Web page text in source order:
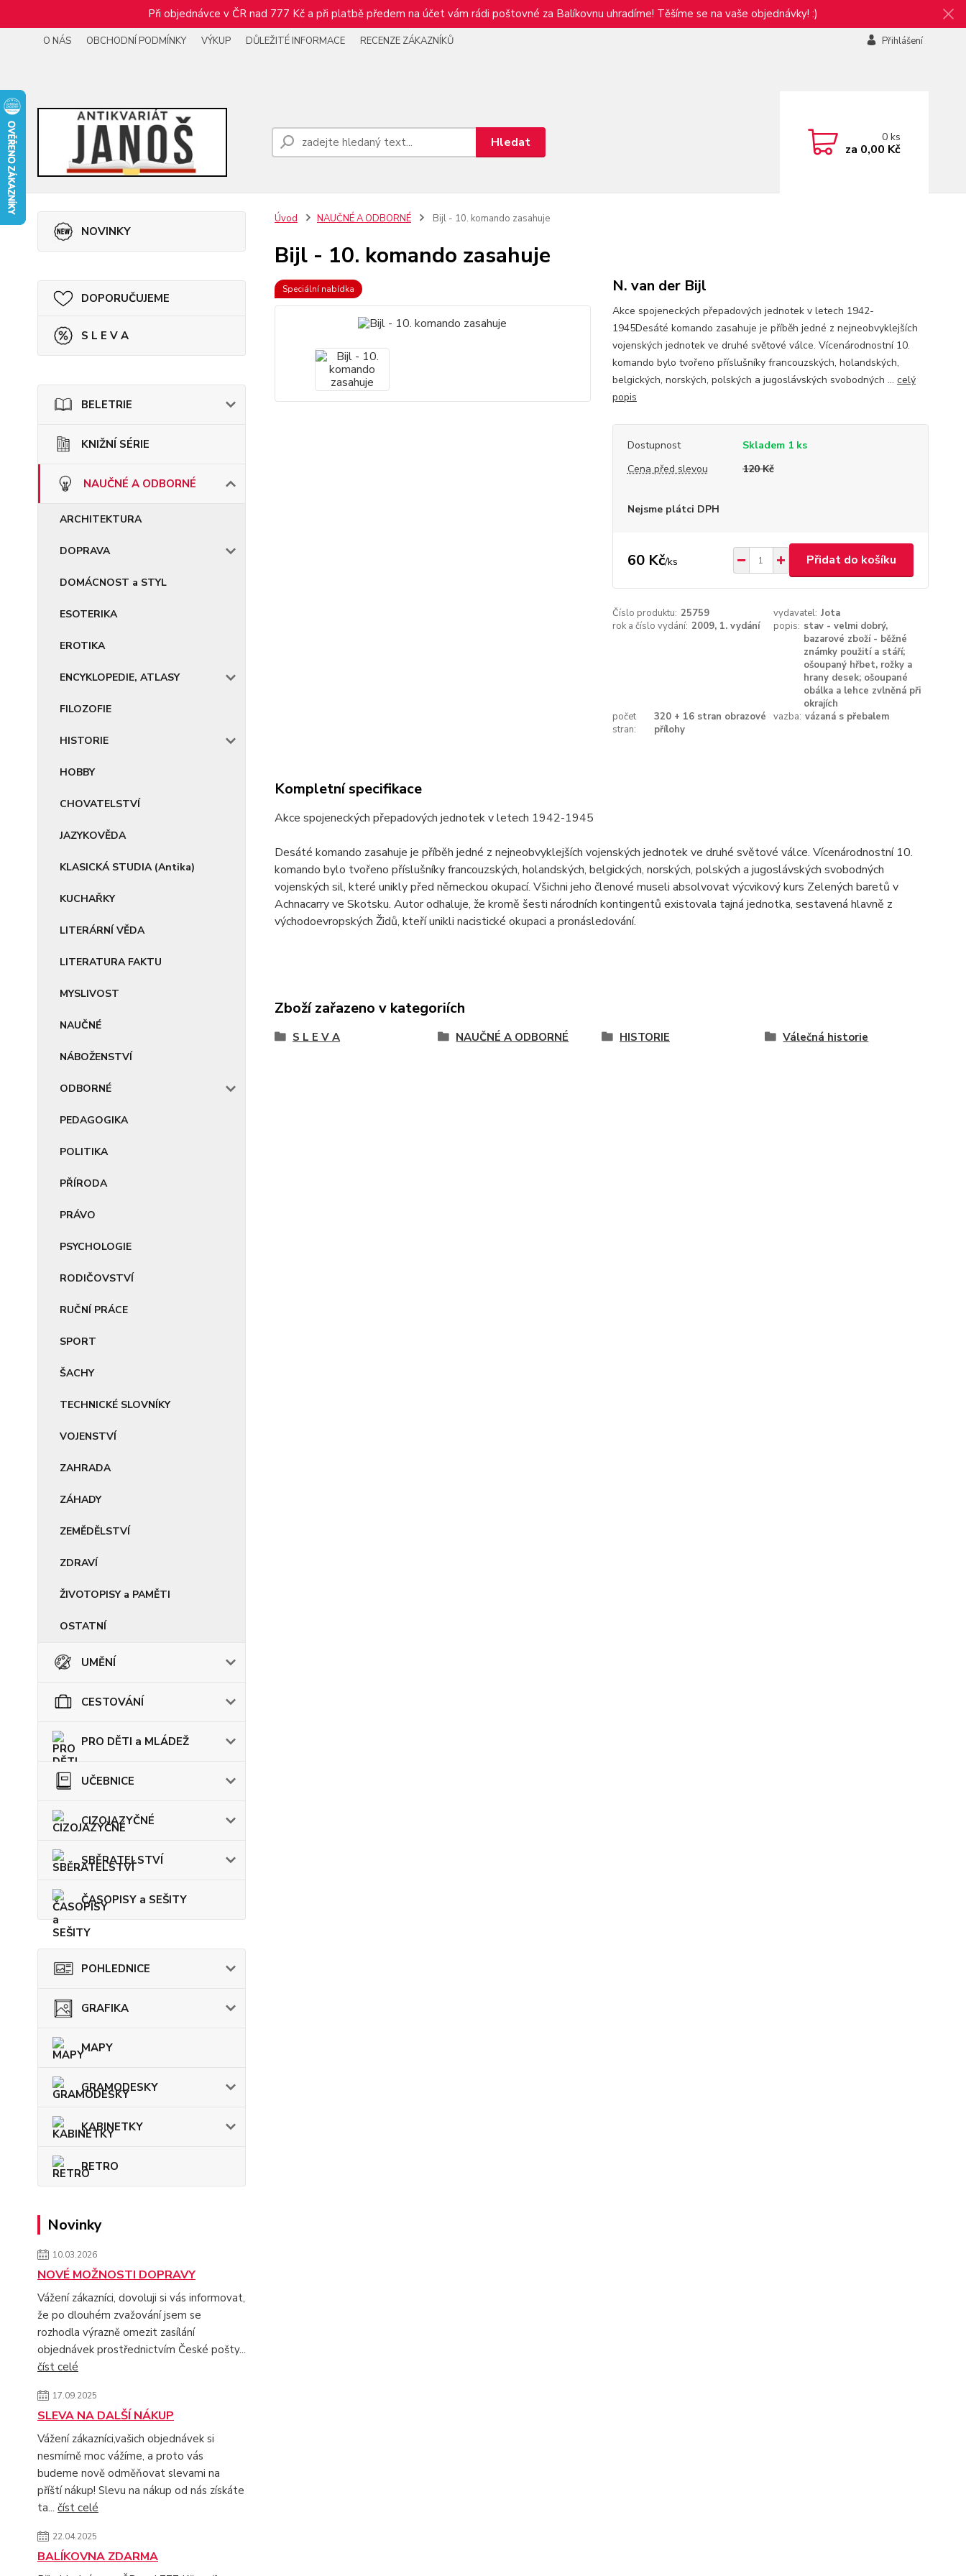
Při objednávce v ČR nad 777 Kč a při platbě předem na účet vám rádi poštovné za Balíkovnu uhradíme! Těšíme se na vaše objednávky! :)
O NÁS OBCHODNÍ PODMÍNKY VÝKUP DŮLEŽITÉ INFORMACE RECENZE ZÁKAZNÍKŮ Přihlášení
Hledat 0ks
za 0,00 Kč
NOVINKY
DOPORUČUJEME
S L E V A
BELETRIE
KNIŽNÍ SÉRIE
NAUČNÉ A ODBORNÉ
ARCHITEKTURA
DOPRAVA
DOMÁCNOST a STYL
ESOTERIKA
EROTIKA
ENCYKLOPEDIE, ATLASY
FILOZOFIE
HISTORIE
HOBBY
CHOVATELSTVÍ
JAZYKOVĚDA
KLASICKÁ STUDIA (Antika)
KUCHAŘKY
LITERÁRNÍ VĚDA
LITERATURA FAKTU
MYSLIVOST
NAUČNÉ
NÁBOŽENSTVÍ
ODBORNÉ
PEDAGOGIKA
POLITIKA
PŘÍRODA
PRÁVO
PSYCHOLOGIE
RODIČOVSTVÍ
RUČNÍ PRÁCE
SPORT
ŠACHY
TECHNICKÉ SLOVNÍKY
VOJENSTVÍ
ZAHRADA
ZÁHADY
ZEMĚDĚLSTVÍ
ZDRAVÍ
ŽIVOTOPISY a PAMĚTI
OSTATNÍ
UMĚNÍ
CESTOVÁNÍ
PRO DĚTI a MLÁDEŽ
UČEBNICE
CIZOJAZYČNÉ
SBĚRATELSTVÍ
ČASOPISY a SEŠITY
POHLEDNICE
GRAFIKA
MAPY
GRAMODESKY
KABINETKY
RETRO
Novinky
10.03.2026
NOVÉ MOŽNOSTI DOPRAVY
Vážení zákazníci, dovoluji si vás informovat,
že po dlouhém zvažování jsem se
rozhodla výrazně omezit zasílání
objednávek prostřednictvím České pošty...
číst celé
17.09.2025
SLEVA NA DALŠÍ NÁKUP
Vážení zákazníci,vašich objednávek si
nesmírně moc vážíme, a proto vás
budeme nově odměňovat slevami na
příští nákup! Slevu na nákup od nás získáte
ta... číst celé
22.04.2025
BALÍKOVNA ZDARMA
Úvod NAUČNÉ A ODBORNÉ Bijl - 10. komando zasahuje
Bijl - 10. komando zasahuje
Speciální nabídka N. van der Bijl
Akce spojeneckých přepadových jednotek v letech 1942-
1945Desáté komando zasahuje je příběh jedné z nejneobvyklejších
vojenských jednotek ve druhé světové válce. Vícenárodnostní 10.
komando bylo tvořeno příslušníky francouzských, holandských,
belgických, norských, polských a jugoslávských svobodných ... celý
popis
Dostupnost
Skladem 1 ks
Cena před slevou
120 Kč
Nejsme plátci DPH
60 Kč/ks Přidat do košíku
Číslo produktu: 25759 vydavatel: Jota
rok a číslo vydání: 2009, 1. vydání popis: stav - velmi dobrý,
bazarové zboží - běžné
známky použití a stáří;
ošoupaný hřbet, rožky a
hrany desek; ošoupané
obálka a lehce zvlněná při
okrajích
počet
stran:
320 + 16 stran obrazové
přílohy
vazba: vázaná s přebalem
Kompletní specifikace
Akce spojeneckých přepadových jednotek v letech 1942-1945
Desáté komando zasahuje je příběh jedné z nejneobvyklejších vojenských jednotek ve druhé světové válce. Vícenárodnostní 10.
komando bylo tvořeno příslušníky francouzských, holandských, belgických, norských, polských a jugoslávských svobodných
vojenských sil, které unikly před německou okupací. Všichni jeho členové museli absolvovat výcvikový kurs Zelených baretů v
Achnacarry ve Skotsku. Autor odhaluje, že kromě šesti národních kontingentů existovala tajná jednotka, sestavená hlavně z
východoevropských Židů, kteří unikli nacistické okupaci a pronásledování.
Zboží zařazeno v kategoriích
S L E V A NAUČNÉ A ODBORNÉ HISTORIE Válečná historie